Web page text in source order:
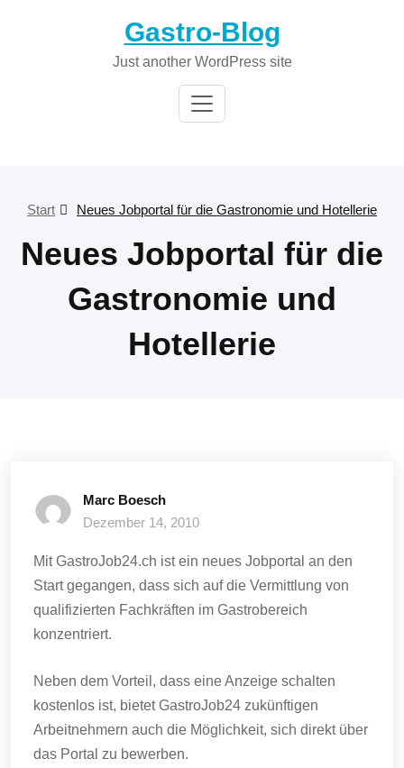
Gastro-Blog
Just another WordPress site
Start Neues Jobportal für die Gastronomie und Hotellerie
Neues Jobportal für die
Gastronomie und
Hotellerie
Marc Boesch
Dezember 14, 2010
Mit GastroJob24.ch ist ein neues Jobportal an den
Start gegangen, dass sich auf die Vermittlung von
qualifizierten Fachkräften im Gastrobereich
konzentriert.
Neben dem Vorteil, dass eine Anzeige schalten
kostenlos ist, bietet GastroJob24 zukünftigen
Arbeitnehmern auch die Möglichkeit, sich direkt über
das Portal zu bewerben.